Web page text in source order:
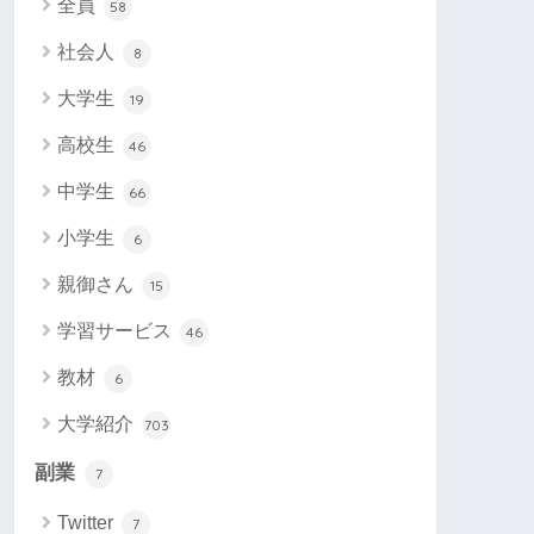
全員 58
社会人 8
大学生 19
高校生 46
中学生 66
小学生 6
親御さん 15
学習サービス 46
教材 6
大学紹介 703
副業 7
Twitter 7